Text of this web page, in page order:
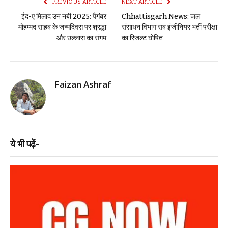
PREVIOUS ARTICLE
ईद-ए मिलाद उन नबी 2025: पैगंबर
मोहम्मद साहब के जन्मदिवस पर श्रद्धा
और उल्लास का संगम
NEXT ARTICLE
Chhattisgarh News: जल
संसाधन विभाग सब इंजीनियर भर्ती परीक्षा
का रिजल्ट घोषित
Faizan Ashraf
ये भी पढ़ें-